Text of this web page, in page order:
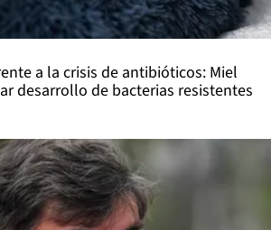
a la crisis de antibióticos: Miel
desarrollo de bacterias resistentes